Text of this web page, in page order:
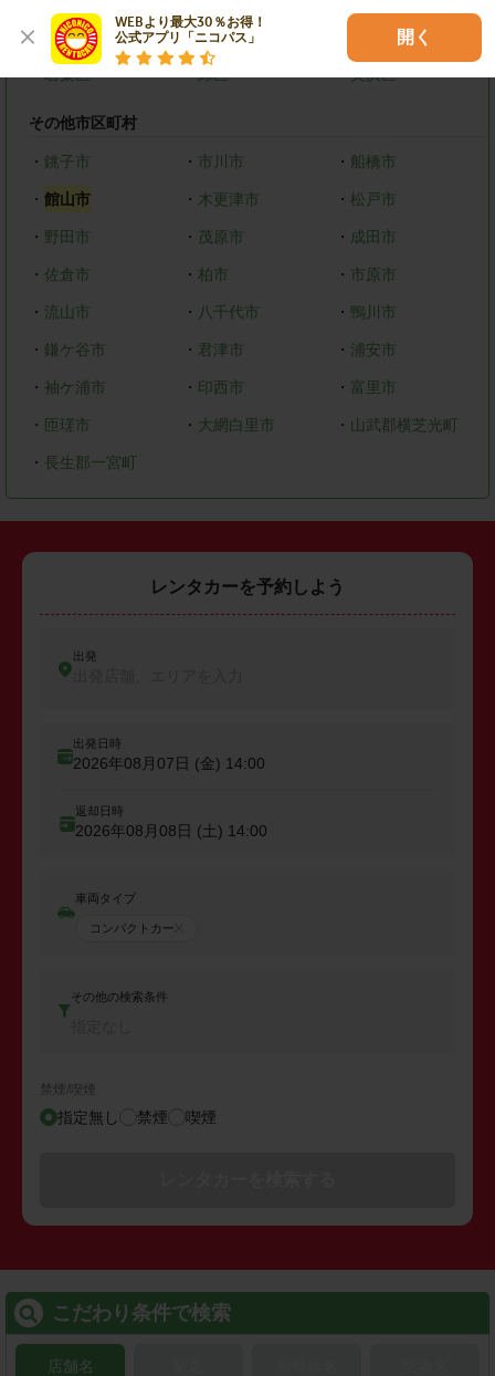
WEBより最大30％お得！
公式アプリ「ニコパス」
開く
・ 中央区 ・花見川区
・若葉区 ・緑区 ・美浜区
その他市区町村
・ 銚子市 ・ 市川市 ・ 船橋市
・ 館山市 ・ 木更津市 ・松戸市
・ 野田市 ・ 茂原市 ・ 成田市
・ 佐倉市 ・ 柏市 ・ 市原市
・ 流山市 ・ 八千代市 ・ 鴨川市
・ 鎌ケ谷市 ・ 君津市 ・ 浦安市
・ 袖ケ浦市 ・ 印西市 ・ 富里市
・ 匝瑳市 ・ 大網白里市 ・ 山武郡横芝光町
・ 長生郡一宮町
レンタカーを予約しよう
出発
出発日時
2026年08月07日 (金) 14:00
返却日時
2026年08月08日 (土) 14:00
車両タイプ
コンパクトカー
その他の検索条件
禁煙/喫煙
指定無し 禁煙 喫煙
こだわり条件で検索
店舗名